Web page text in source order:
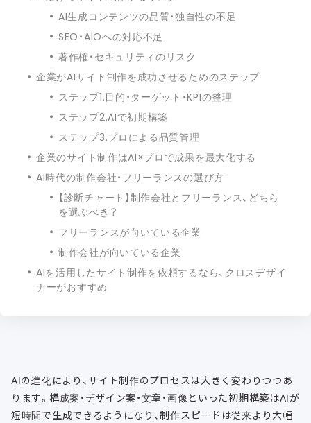
AI生成コンテンツの品質・独自性の不足
SEO・AIOへの対応不足
著作権・セキュリティのリスク
企業がAIサイト制作を成功させるためのステップ
ステップ1.目的・ターゲット・KPIの整理
ステップ2.AIで初期構築
ステップ3.プロによる品質管理
企業のサイト制作はAI×プロで成果を最大化する
AI時代の制作会社・フリーランスの選び方
【診断チャート】制作会社とフリーランス、どちら
を選ぶべき？
フリーランスが向いている企業
制作会社が向いている企業
AIを活用したサイト制作を依頼するなら、クロスデザイ
ナーがおすすめ
AIの進化により、サイト制作のプロセスは大きく変わりつつあ
ります。構成案・デザイン案・文章・画像といった初期構築はAIが
短時間で生成できるようになり、制作スピードは従来より大幅